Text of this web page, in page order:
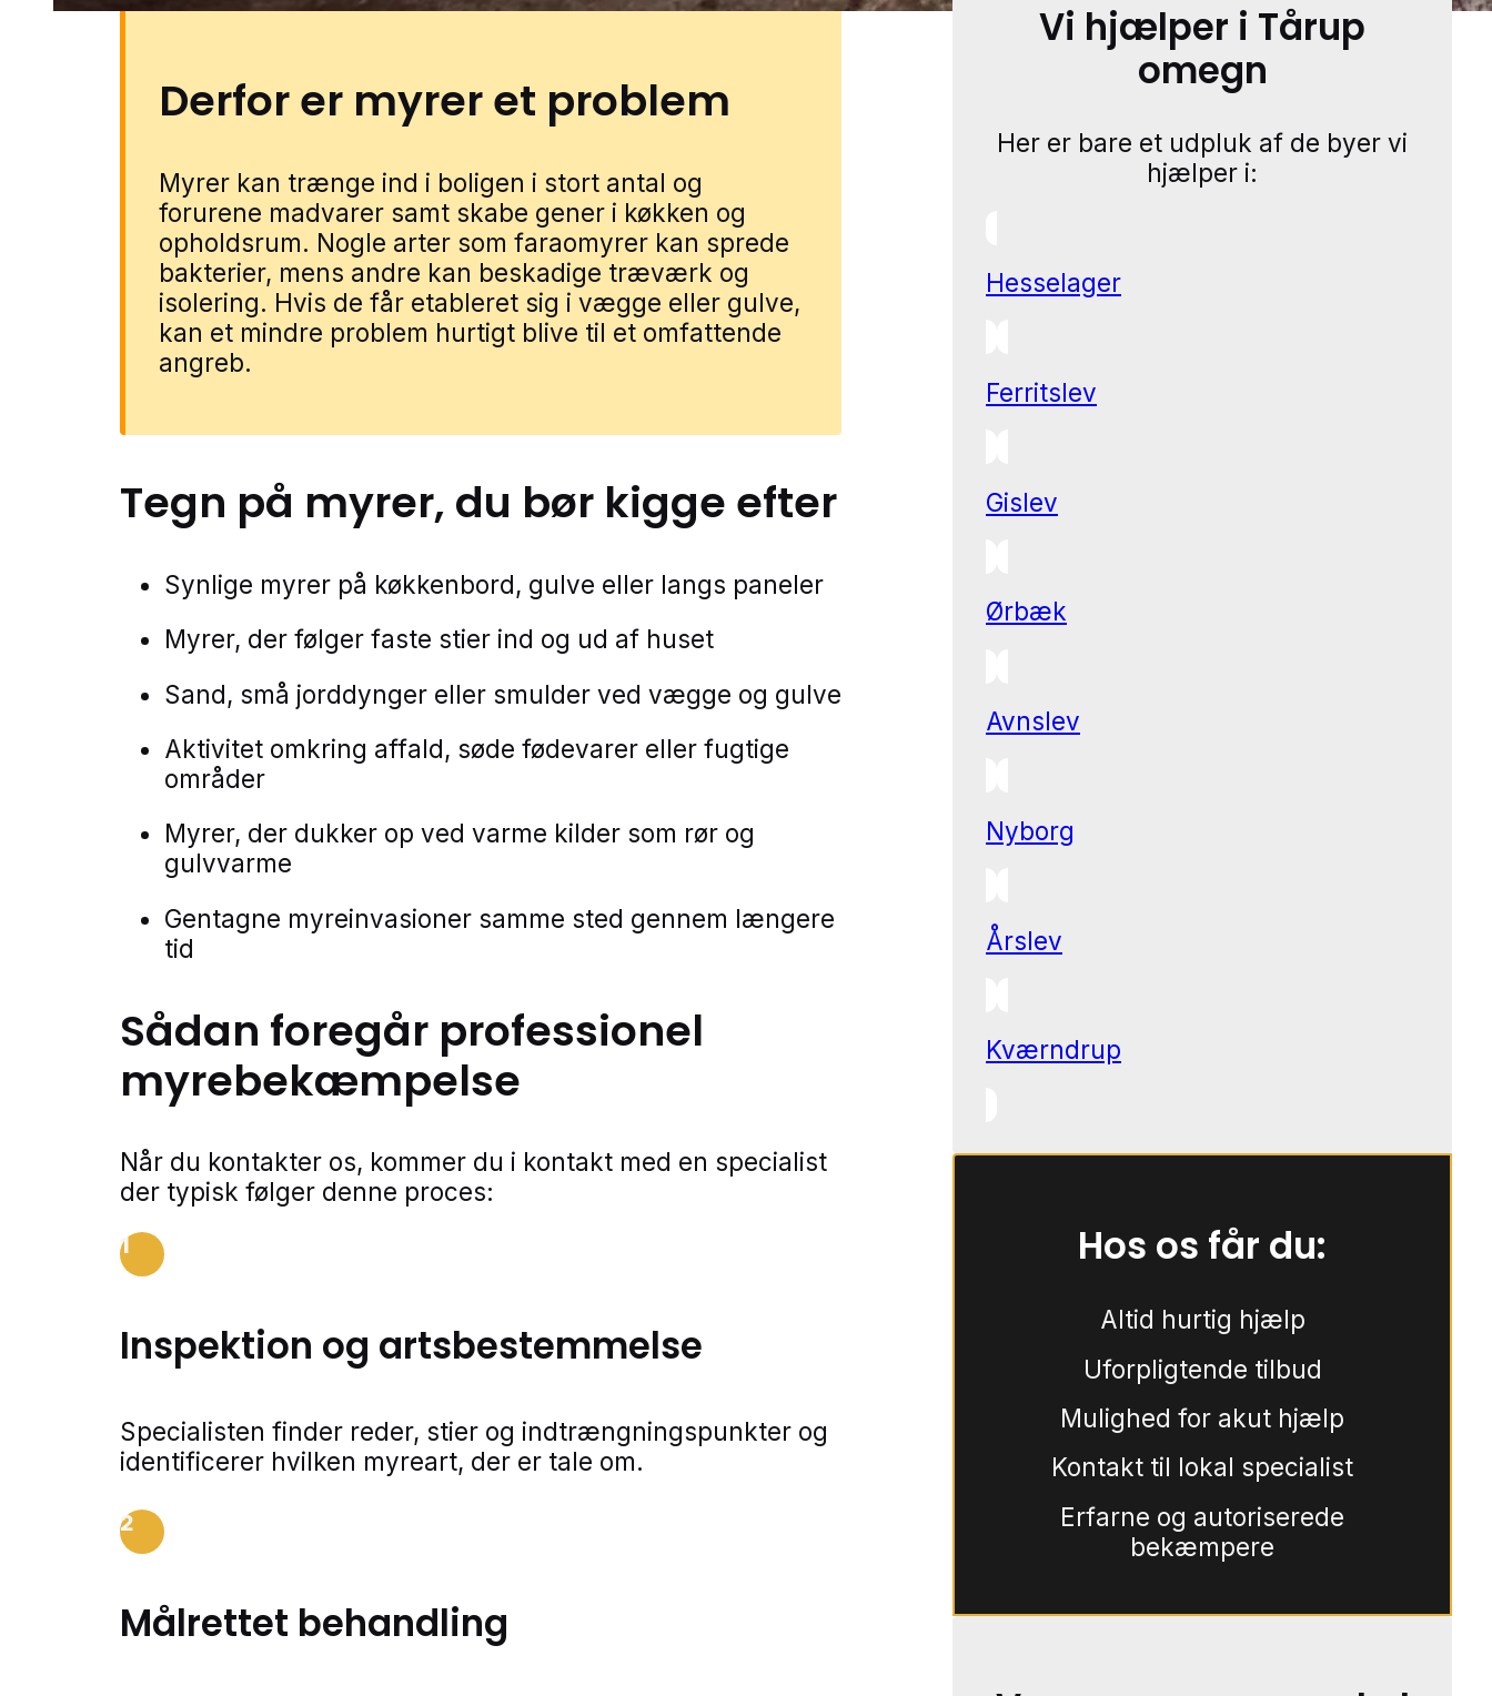
Derfor er myrer et problem
Myrer kan trænge ind i boligen i stort antal og
forurene madvarer samt skabe gener i køkken og
opholdsrum. Nogle arter som faraomyrer kan sprede
bakterier, mens andre kan beskadige træværk og
isolering. Hvis de får etableret sig i vægge eller gulve,
kan et mindre problem hurtigt blive til et omfattende
angreb.
Tegn på myrer, du bør kigge efter
Synlige myrer på køkkenbord, gulve eller langs paneler
Myrer, der følger faste stier ind og ud af huset
Sand, små jorddynger eller smulder ved vægge og gulve
Aktivitet omkring affald, søde fødevarer eller fugtige
områder
Myrer, der dukker op ved varme kilder som rør og
gulvvarme
Gentagne myreinvasioner samme sted gennem længere
tid
Sådan foregår professionel
myrebekæmpelse
Når du kontakter os, kommer du i kontakt med en specialist
der typisk følger denne proces:
1
Inspektion og artsbestemmelse
Specialisten finder reder, stier og indtrængningspunkter og
identificerer hvilken myreart, der er tale om.
2
Målrettet behandling
Vi hjælper i Tårup
omegn
Her er bare et udpluk af de byer vi
hjælper i:
Hesselager
Ferritslev
Gislev
Ørbæk
Avnslev
Nyborg
Årslev
Kværndrup
Hos os får du:
Altid hurtig hjælp
Uforpligtende tilbud
Mulighed for akut hjælp
Kontakt til lokal specialist
Erfarne og autoriserede
bekæmpere